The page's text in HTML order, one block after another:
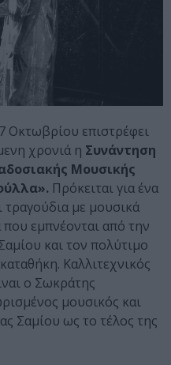
Οκτωβρίου επιστρέφει
χρονιά η Συνάντηση
Μουσικής
Πρόκειται για ένα
τραγούδια με μουσικά
εμπνέονται από την
και τον πολύτιμο
Καλλιτεχνικός
ο Σωκράτης
μουσικός και
Σαμίου ως το τέλος της